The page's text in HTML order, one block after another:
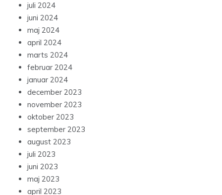
juli 2024
juni 2024
maj 2024
april 2024
marts 2024
februar 2024
januar 2024
december 2023
november 2023
oktober 2023
september 2023
august 2023
juli 2023
juni 2023
maj 2023
april 2023